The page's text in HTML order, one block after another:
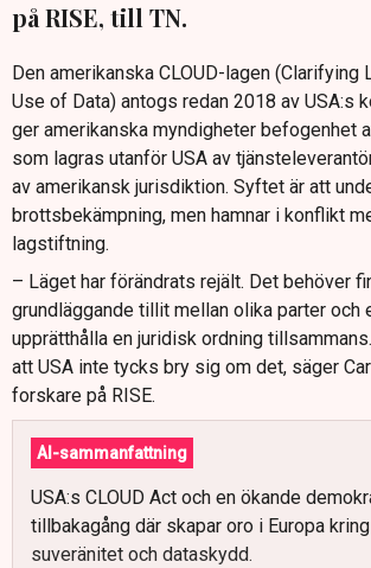
på RISE, till TN.
Den amerikanska CLOUD-lagen (Clarifying
Use of Data) antogs redan 2018 av USA:s
ger amerikanska myndigheter befogenhet
som lagras utanför USA av
av amerikansk jurisdiktion. Syftet är att
brottsbekämpning, men hamnar i konflikt
lagstiftning.
– Läget har förändrats rejält. Det behöver
grundläggande tillit mellan olika parter och
upprätthålla en juridisk ordning
att USA inte tycks bry sig om det, säger
forskare på RISE.
AI-sammanfattning
USA:s CLOUD Act och en ökande
tillbakagång där skapar oro i Europa
suveränitet och dataskydd.